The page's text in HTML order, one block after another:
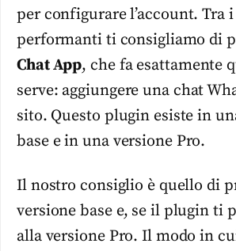
per configurare l’account. Tra
performanti ti consigliamo di
Chat App, che fa esattamente
serve: aggiungere una chat
sito. Questo plugin esiste in
base e in una versione Pro.
Il nostro consiglio è quello di
versione base e, se il plugin ti
alla versione Pro. Il modo in